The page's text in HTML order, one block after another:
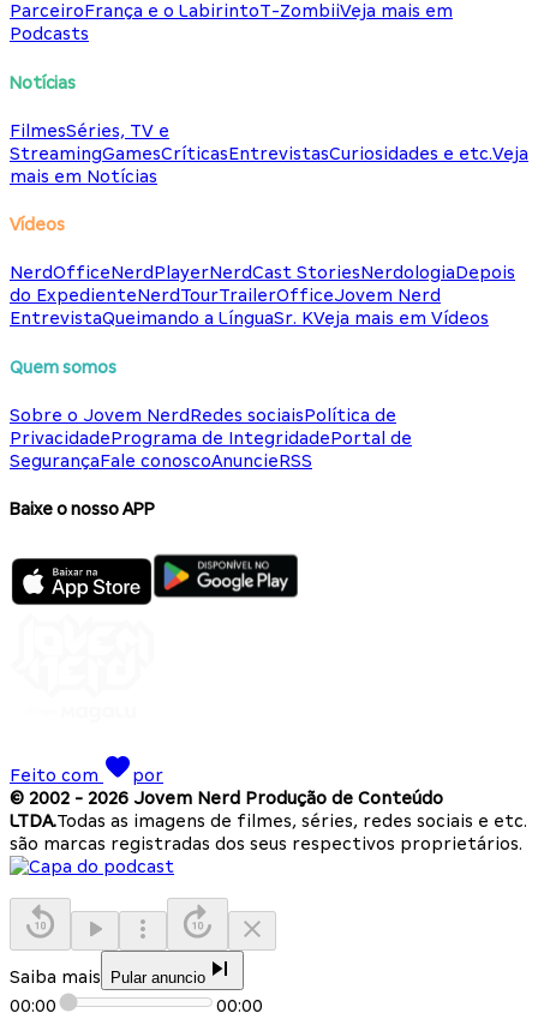
ParceiroFrança e o LabirintoT-ZombiiVeja mais em
Podcasts
Notícias
FilmesSéries, TV e
StreamingGamesCríticasEntrevistasCuriosidades e etc.Veja
mais em Notícias
Vídeos
NerdOfficeNerdPlayerNerdCast StoriesNerdologiaDepois
do ExpedienteNerdTourTrailerOfficeJovem Nerd
EntrevistaQueimando a LínguaSr. KVeja mais em Vídeos
Quem somos
Sobre o Jovem NerdRedes sociaisPolítica de
PrivacidadePrograma de IntegridadePortal de
SegurançaFale conoscoAnuncieRSS
Baixe o nosso APP
Feito com
por
© 2002 - 2026 Jovem Nerd Produção de Conteúdo
LTDA.Todas as imagens de filmes, séries, redes sociais e etc.
são marcas registradas dos seus respectivos proprietários.
Saiba mais Pular anuncio
00:00 00:00